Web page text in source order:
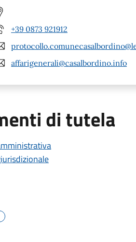
+39 0873 921912
affarigenerali@casalbordino.info
di tutela